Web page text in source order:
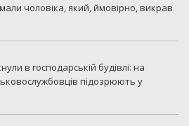
чоловіка, який, ймовірно, викрав
в господарській будівлі: на
підозрюють у